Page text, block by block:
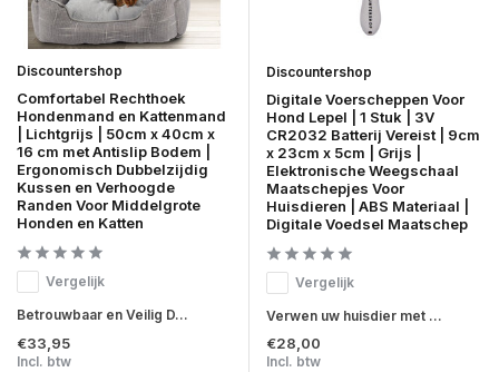
Discountershop
Comfortabel Rechthoek
Hondenmand en Kattenmand
| Lichtgrijs | 50cm x 40cm x
16 cm met Antislip Bodem |
Ergonomisch Dubbelzijdig
Kussen en Verhoogde
Randen Voor Middelgrote
Honden en Katten
Vergelijk
Betrouwbaar en Veilig D...
€33,95
Incl. btw
Discountershop
Digitale Voerscheppen Voor
Hond Lepel | 1 Stuk | 3V
CR2032 Batterij Vereist | 9cm
x 23cm x 5cm | Grijs |
Elektronische Weegschaal
Maatschepjes Voor
Huisdieren | ABS Materiaal |
Digitale Voedsel Maatschep
Vergelijk
Verwen uw huisdier met ...
€28,00
Incl. btw